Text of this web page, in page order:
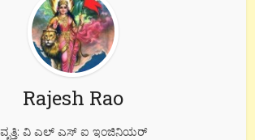
Rajesh Rao
ವೃತ್ತಿ: ವಿ ಎಲ್ ಎಸ್ ಐ ಇಂಜಿನಿಯರ್